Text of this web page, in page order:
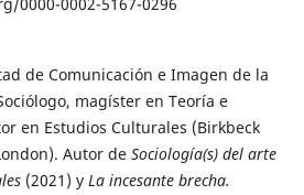
de Comunicación e Imagen de la
magíster en Teoría e
en Estudios Culturales (Birkbeck
Autor de Sociología(s) del arte
(2021) y La incesante brecha.